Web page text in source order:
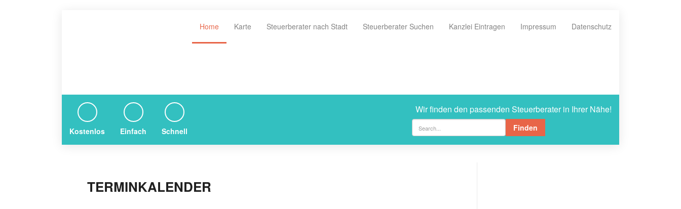
Home Karte Steuerberater nach Stadt Steuerberater Suchen Kanzlei Eintragen Impressum Datenschutz
Kostenlos Einfach Schnell
Wir finden den passenden Steuerberater in Ihrer Nähe!
Finden
TERMINKALENDER